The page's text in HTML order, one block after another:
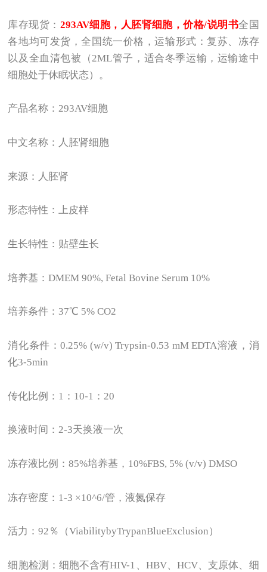
库存现货： 293AV细胞，人胚肾细胞，价格/说明书全国
各地均可发货，全国统一价格，运输形式：复苏、冻存
以及全血清包被（2ML管子，适合冬季运输，运输途中
细胞处于休眠状态）。
产品名称：293AV细胞
中文名称：人胚肾细胞
来源：人胚肾
形态特性：上皮样
生长特性：贴壁生长
培养基：DMEM 90%, Fetal Bovine Serum 10%
培养条件：37℃ 5% CO2
消化条件：0.25% (w/v) Trypsin-0.53 mM EDTA溶液，消
化3-5min
传化比例：1：10-1：20
换液时间：2-3天换液一次
冻存液比例：85%培养基，10%FBS, 5% (v/v) DMSO
冻存密度：1-3 ×10^6/管，液氮保存
活力：92％（ViabilitybyTrypanBlueExclusion）
细胞检测：细胞不含有HIV-1、HBV、HCV、支原体、细